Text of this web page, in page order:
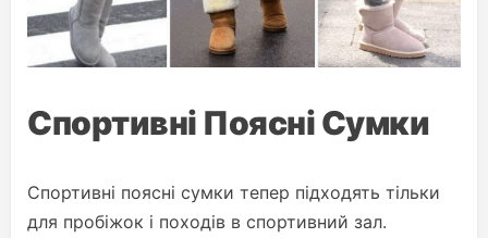
Спортивні Поясні Сумки
Спортивні поясні сумки тепер підходять тільки
для пробіжок і походів в спортивний зал.